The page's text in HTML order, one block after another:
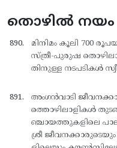
തൊഴിൽ നയം
മിനിമം കൂലി 700
സ്ത്രീ-പുരുഷ
തിനുള്ള നടപടികള്‍
അംഗന്‍വാടി
ത്തൊഴിലാളികള്‍
ഞ്ചായത്തുകളിലെ
ശ്രീ